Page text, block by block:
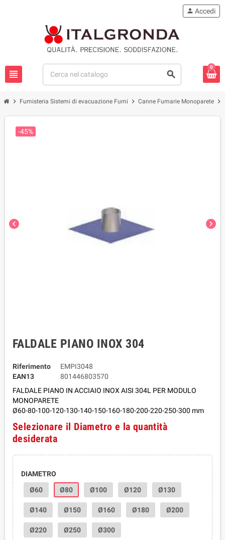
view_headline search
person Accedi
0
chevron_right Fumisteria Sistemi di evacuazione Fumi chevron_right Canne Fumarie Monoparete chevron_right
chevron_left chevron_right
-45%
FALDALE PIANO INOX 304
Riferimento
EMPI3048
EAN13
801446803570
FALDALE PIANO IN ACCIAIO INOX AISI 304L PER MODULO
MONOPARETE
Ø60-80-100-120-130-140-150-160-180-200-220-250-300 mm
Selezionare il Diametro e la quantità
desiderata
DIAMETRO
Ø60
Ø80 Ø100 Ø120 Ø130
Ø140 Ø150 Ø160 Ø180 Ø200
Ø220 Ø250 Ø300